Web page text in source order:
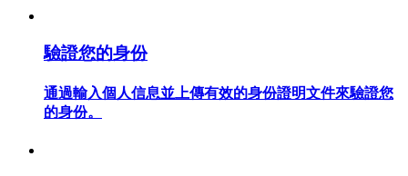
合約功能使用指南
驗證您的身份
通過輸入個人信息並上傳有效的身份證明文件來驗證您
的身份。